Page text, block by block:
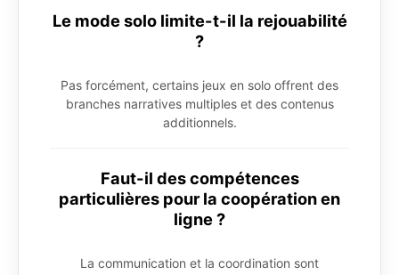
Le mode solo limite-t-il la rejouabilité
?
Pas forcément, certains jeux en solo offrent des
branches narratives multiples et des contenus
additionnels.
Faut-il des compétences
particulières pour la coopération en
ligne ?
La communication et la coordination sont